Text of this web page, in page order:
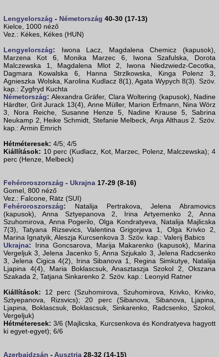
Lengyelország - Németország 40-30 (17-13)
Kielce, 1000 néző
Vez.: Kékes, Kékes (HUN)
Lengyelország: Iwona Lacz, Magdalena Chemicz (kapusok),
Marzena Kot 6, Monika Marzec 6, Iwona Szafulska, Dorota
Malczewska 1, Magdalena Mlot 2, Iwona Niedzwiedz-Cecotka,
Dagmara Kowalska 6, Hanna Strzlkowska, Kinga Polenz 3,
Agnieszka Wolska, Karolina Kudlacz 8(1), Agata Wypych 8(3). Szöv.
kap.: Zygfryd Kuchta
Németország: Alexandra Gräfer, Clara Woltering (kapusok), Nadine
Härdter, Grit Jurack 13(4), Anne Müller, Marion Erfmann, Nina Wörz
3, Nora Reiche, Susanne Henze 5, Nadine Krause 5, Sabrina
Neukamp 2, Heike Schmidt, Stefanie Melbeck, Anja Althaus 2. Szöv.
kap.: Armin Emrich
Hétméteresek: 4/5; 4/5
Kiállítások: 10 perc (Kudlacz, Kot, Marzec, Polenz, Malczewska); 4
perc (Henze, Melbeck)
Fehéroroszország - Ukrajna 17-29 (8-16)
Gomel, 800 néző
Vez.: Falcone, Rätz (SUI)
Fehéroroszország: Natalija Pertrakova, Jelena Abramovics
(kapusok), Anna Sztyepanova 2, Irina Artyemenko 2, Anna
Szuhomirova, Anna Pogerilo, Olga Kondratyeva, Natalija Majlicska
7(3), Tatyana Rizsevics, Valentina Grigorjeva 1, Olga Krivko 2,
Marina Ignatyik, Aleszja Kurcsenkova 3. Szöv. kap.: Valerij Babics
Ukrajna: Irina Goncsarova, Marija Makarenko (kapusok), Marina
Vergeljuk 3, Jelena Jacenko 5, Anna Szjukalo 3, Jelena Radcsenko
3, Jelena Cigica 4(2), Irina Sibanova 1, Regina Simkutye, Natalija
Ljapina 4(4), Maria Boklascsuk, Anasztaszja Szokol 2, Okszana
Szakada 2, Tatjana Sinkarenko 2. Szöv. kap.: Leonyid Ratner
Kiállítások: 12 perc (Szuhomirova, Szuhomirova, Krivko, Krivko,
Sztyepanova, Rizsvics); 20 perc (Sibanova, Sibanova, Ljapina,
Ljapina, Boklascsuk, Boklascsuk, Sinkarenko, Radcsenko, Szokol,
Vergeljuk)
Hétméteresek: 3/6 (Majlicska, Kurcsenkova és Kondratyeva hagyott
ki egyet-egyet); 6/6
Azerbajdzsán - Ausztria 28-32 (14-15)